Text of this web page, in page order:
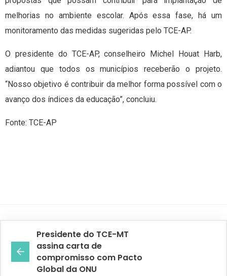
melhorias no ambiente escolar. Após essa fase, há um
monitoramento das medidas sugeridas pelo TCE-AP.
O presidente do TCE-AP, conselheiro Michel Houat Harb,
adiantou que todos os municípios receberão o projeto.
“Nosso objetivo é contribuir da melhor forma possível com o
avanço dos índices da educação”, concluiu.
Fonte: TCE-AP
Presidente do TCE-MT
assina carta de
compromisso com Pacto
Global da ONU